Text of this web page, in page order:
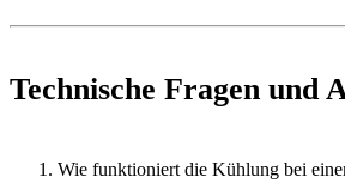
Technische Fragen und
Wie funktioniert die Kühlung bei